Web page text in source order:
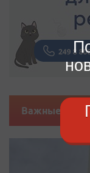
Важные